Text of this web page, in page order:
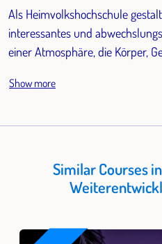
Als Heimvolkshochschule
interessantes und
einer Atmosphäre, die Körper,
Show more
Similar Courses